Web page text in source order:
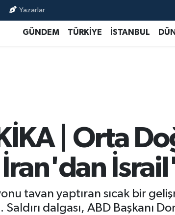
Yazarlar
GÜNDEM TÜRKİYE İSTANBUL
| Orta
tavan yaptıran sıcak bir
Saldırı dalgası, ABD Başkanı